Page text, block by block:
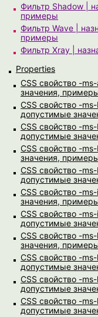
Фильтр Shadow |
примеры
Фильтр Wave |
примеры
Фильтр Xray |
Properties
CSS свойство -
значения,
CSS свойство -
допустимые
CSS свойство -
допустимые
CSS свойство -
значения,
CSS свойство -
допустимые
CSS свойство -
значения,
CSS свойство -
допустимые
CSS свойство -
значения,
CSS свойство -
допустимые
CSS свойство -
допустимые
CSS свойство -
допустимые